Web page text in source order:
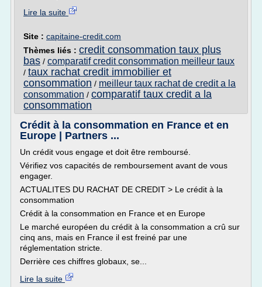
Lire la suite
Site : capitaine-credit.com
Thèmes liés : credit consommation taux plus
bas / comparatif credit consommation meilleur taux
/ taux rachat credit immobilier et
consommation / meilleur taux rachat de credit a la
consommation / comparatif taux credit a la
consommation
Crédit à la consommation en France et en
Europe | Partners ...
Un crédit vous engage et doit être remboursé.
Vérifiez vos capacités de remboursement avant de vous
engager.
ACTUALITES DU RACHAT DE CREDIT > Le crédit à la
consommation
Crédit à la consommation en France et en Europe
Le marché européen du crédit à la consommation a crû sur
cinq ans, mais en France il est freiné par une
réglementation stricte.
Derrière ces chiffres globaux, se...
Lire la suite